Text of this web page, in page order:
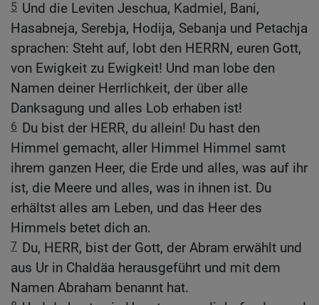
5 Und die Leviten Jeschua, Kadmiel, Bani,
Hasabneja, Serebja, Hodija, Sebanja und Petachja
sprachen: Steht auf, lobt den HERRN, euren Gott,
von Ewigkeit zu Ewigkeit! Und man lobe den
Namen deiner Herrlichkeit, der über alle
Danksagung und alles Lob erhaben ist!
6 Du bist der HERR, du allein! Du hast den
Himmel gemacht, aller Himmel Himmel samt
ihrem ganzen Heer, die Erde und alles, was auf ihr
ist, die Meere und alles, was in ihnen ist. Du
erhältst alles am Leben, und das Heer des
Himmels betet dich an.
7 Du, HERR, bist der Gott, der Abram erwählt und
aus Ur in Chaldäa herausgeführt und mit dem
Namen Abraham benannt hat.